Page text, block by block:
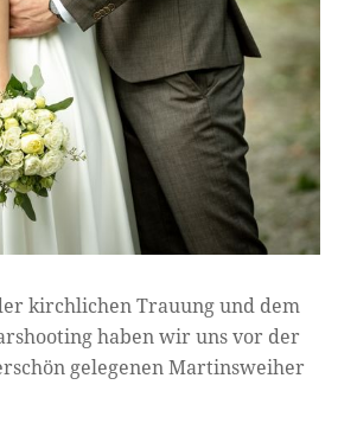
kirchlichen Trauung und dem
haben wir uns vor der
gelegenen Martinsweiher